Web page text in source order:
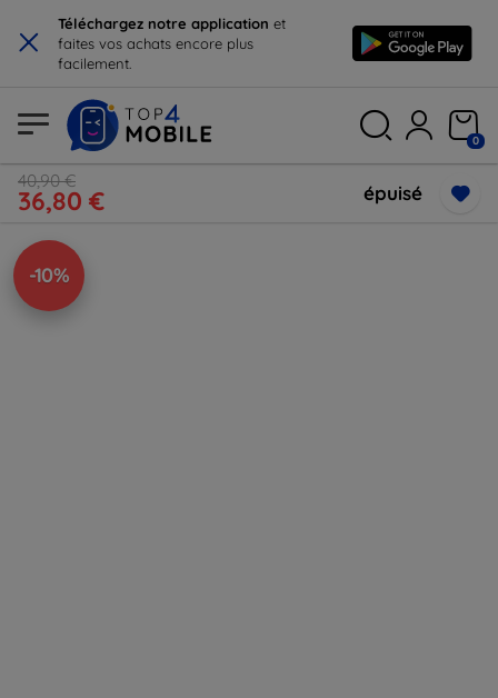
× Téléchargez notre application et
faites vos achats encore plus
facilement.
0
40,90 €
36,80 € épuisé
-10%